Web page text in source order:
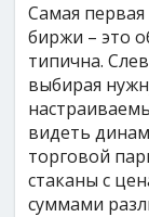
Самая
биржи – это
типична.
выбирая
видеть
торговой
стаканы с
суммами